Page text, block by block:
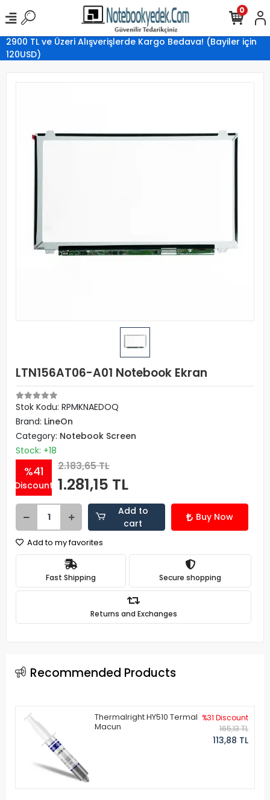
2900 TL ve Üzeri Alışverişlerde Kargo Bedava! (Bayiler için
120USD)
0
LTN156AT06-A01 Notebook Ekran
Stok Kodu: RPMKNAEDOQ
Brand: LineOn
Category: Notebook Screen
Stock: +18
%41
Discount
2.183,65 TL
1.281,15 TL
Add to
cart
Buy Now
Add to my favorites
Fast Shipping Secure shopping
Returns and Exchanges
Recommended Products
Thermalright HY510 Termal
Macun
%31 Discount
165,13 TL
113,88 TL